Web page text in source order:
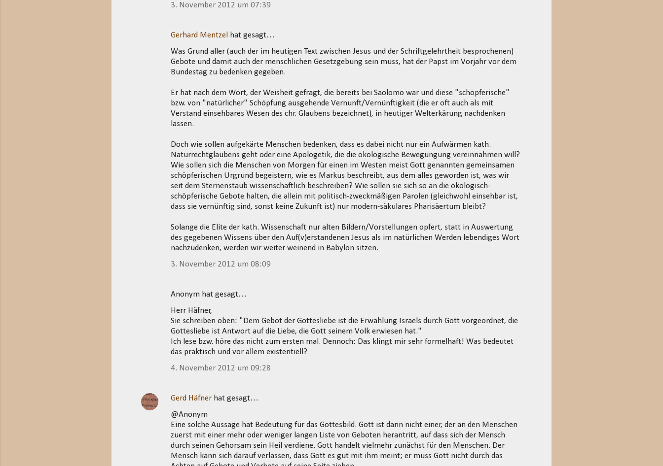
3. November 2012 um 07:39
Gerhard Mentzel
hat gesagt…
Was Grund aller (auch der im heutigen Text zwischen Jesus und der Schriftgelehrtheit besprochenen)
Gebote und damit auch der menschlichen Gesetzgebung sein muss, hat der Papst im Vorjahr vor dem
Bundestag zu bedenken gegeben.
Er hat nach dem Wort, der Weisheit gefragt, die bereits bei Saolomo war und diese "schöpferische"
bzw. von "natürlicher" Schöpfung ausgehende Vernunft/Vernünftigkeit (die er oft auch als mit
Verstand einsehbares Wesen des chr. Glaubens bezeichnet), in heutiger Welterkärung nachdenken
lassen.
Doch wie sollen aufgekärte Menschen bedenken, dass es dabei nicht nur ein Aufwärmen kath.
Naturrechtglaubens geht oder eine Apologetik, die die ökologische Bewegungung vereinnahmen will?
Wie sollen sich die Menschen von Morgen für einen im Westen meist Gott genannten gemeinsamen
schöpferischen Urgrund begeistern, wie es Markus beschreibt, aus dem alles geworden ist, was wir
seit dem Sternenstaub wissenschaftlich beschreiben? Wie sollen sie sich so an die ökologisch-
schöpferische Gebote halten, die allein mit politisch-zweckmäßigen Parolen (gleichwohl einsehbar ist,
dass sie vernünftig sind, sonst keine Zukunft ist) nur modern-säkulares Pharisäertum bleibt?
Solange die Elite der kath. Wissenschaft nur alten Bildern/Vorstellungen opfert, statt in Auswertung
des gegebenen Wissens über den Auf(v)erstandenen Jesus als im natürlichen Werden lebendiges Wort
nachzudenken, werden wir weiter weinend in Babylon sitzen.
3. November 2012 um 08:09
Anonym hat gesagt…
Herr Häfner,
Sie schreiben oben: "Dem Gebot der Gottesliebe ist die Erwählung Israels durch Gott vorgeordnet, die
Gottesliebe ist Antwort auf die Liebe, die Gott seinem Volk erwiesen hat."
Ich lese bzw. höre das nicht zum ersten mal. Dennoch: Das klingt mir sehr formelhaft! Was bedeutet
das praktisch und vor allem existentiell?
4. November 2012 um 09:28
Gerd Häfner hat gesagt…
@Anonym
Eine solche Aussage hat Bedeutung für das Gottesbild. Gott ist dann nicht einer, der an den Menschen
zuerst mit einer mehr oder weniger langen Liste von Geboten herantritt, auf dass sich der Mensch
durch seinen Gehorsam sein Heil verdiene. Gott handelt vielmehr zunächst für den Menschen. Der
Mensch kann sich darauf verlassen, dass Gott es gut mit ihm meint; er muss Gott nicht durch das